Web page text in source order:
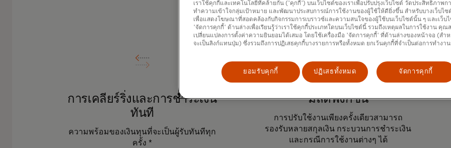
การเคลียร์ริ่งและการชำระเงิน
ทันที
ความพร้อมของเงินทุนที่จะเป็นผู้รับทันทีทุก
ครั้ง *
มัลติฟังก์ชัน
การปรับใช้งานเพียงครั้งเดียวสามารถ
รองรับหลายสกุลเงิน กระบวนการชำระเงิน
และกรณีการใช้งานต่างๆ ได้
เราใช้คุกกี้และเทคโนโลยีที่คล้ายกัน ('คุกกี้') บนเว็บไซต์ของเราเพื่อปรับปรุงเว็บไซต์ วัดประสิทธิภาพก
ทำความเข้าใจกลุ่มเป้าหมาย และพัฒนาประสบการณ์การใช้งานของผู้ใช้ให้ดียิ่งขึ้น สำหรับบางเว็บไซ
เพื่อแสดงโฆษณาที่สอดคล้องกับกิจกรรมการเบราวซ์และความสนใจของผู้ใช้บนเว็บไซต์นั้น ๆ และเว็บ
'จัดการคุกกี้' ด้านล่างเพื่อเรียนรู้ว่าเราใช้คุกกี้ประเภทใดบนเว็บไซต์นี้ รวมถึงเหตุผลในการใช้งาน คุณ
เปลี่ยนแปลงการตั้งค่าความยินยอมได้เสมอ โดยใช้เครื่องมือ 'จัดการคุกกี้' ที่ด้านล่างของหน้าจอ (สำห
จะเป็นลิงก์แทนปุ่ม) ซึ่งรวมถึงการปฏิเสธคุกกี้บางรายการหรือทั้งหมด ยกเว้นคุกกี้ที่จำเป็นต่อการทำงาน
ยอมรับคุกกี้ ปฏิเสธทั้งหมด จัดการคุกกี้